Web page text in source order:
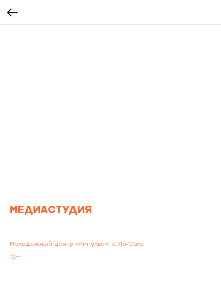
МЕДИАСТУДИЯ
Молодёжный центр «Импульс», с.Яр-Сале
12+